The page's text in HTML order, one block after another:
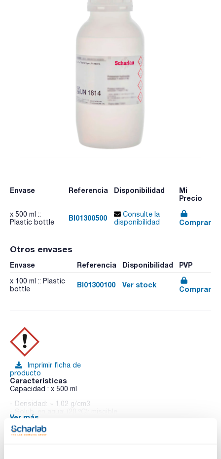
Envase Referencia Disponibilidad
Mi
Precio
x 500 ml ::
Plastic bottle
BI01300500
Consulte la
disponibilidad
Comprar
Otros envases
Envase Referencia Disponibilidad PVP
x 100 ml :: Plastic
bottle
BI01300100 Ver stock
Comprar
Imprimir ficha de
producto
Características
Capacidad : x 500 ml
- Densidad: ~ 1,02 g/cm3
- ADR: 8 C1 III UN 3264
- IMDG: 8 III UN 3264
- IATA/ICAO: 8 III UN 3264
- Palabra de advertencia-GHS: Atención
Ver más